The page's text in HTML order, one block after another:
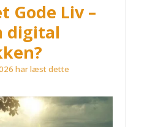
Gode Liv –
digital
har læst dette